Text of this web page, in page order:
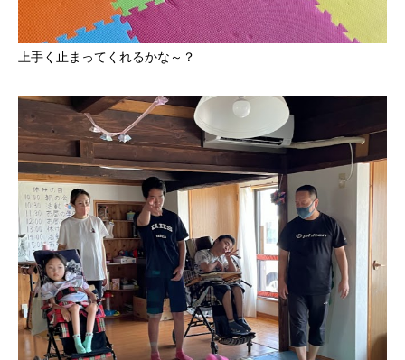
上手く止まってくれるかな～？